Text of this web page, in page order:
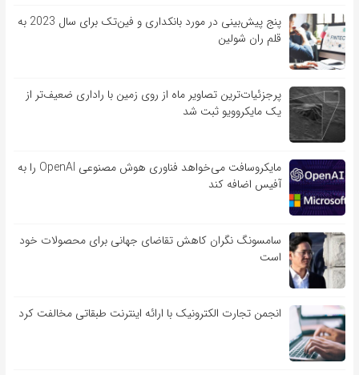
پنج پیش‌بینی در مورد بانکداری و فین‌تک برای سال 2023 به
قلم ران شولین
پرجزئیات‌ترین تصاویر ماه از روی زمین با راداری ضعیف‌تر از
یک مایکروویو ثبت شد
مایکروسافت می‌خواهد فناوری هوش مصنوعی OpenAI را به
آفیس اضافه کند
سامسونگ نگران کاهش تقاضای جهانی برای محصولات خود
است
انجمن تجارت الکترونیک با ارائه اینترنت طبقاتی مخالفت کرد